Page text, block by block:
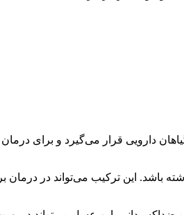
دارویی قرار می‌گیرد و برای
باشد. این ترکیب می‌تواند در درمان